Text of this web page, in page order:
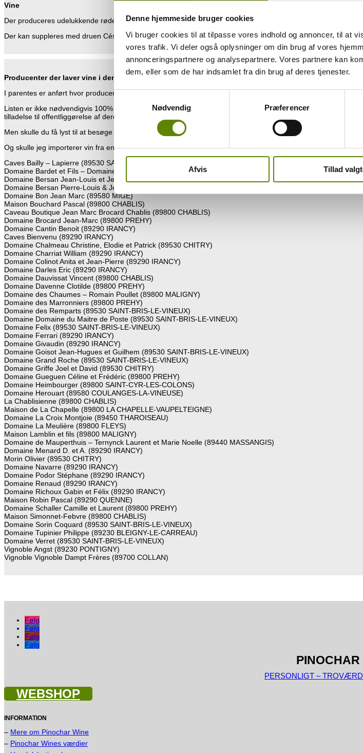
Denne hjemmeside bruger cookies
Vi bruger cookies til at tilpasse vores indhold og annoncer, til at
vores trafik. Vi deler også oplysninger om din brug af vores
annonceringspartnere og analysepartnere. Vores partnere kan
dem, eller som de har indsamlet fra din brug af deres tjenester.
Samtykkevalg
Nødvendig
Præferencer
Afvis Tillad
Vine
Der produceres udelukkende røde vine på Pinot Noir.
Der kan suppleres med druen César (max. 10%).
Producenter der laver vine i denne appellation
I parentes er anført hvor producenten ligger.
Listen er ikke nødvendigvis 100% opdateret, da der løbende sker ændringer i ejerforholdene i de enkelte
tilladelse til offentliggørelse af deres besiddelser.
Men skulle du få lyst til at besøge denne appellation, så kan du se, hvem der laver vin herfra, samt hvor du
Og skulle jeg importerer vin fra en af producenterne, så er navnet markeret med blåt, og du kan blot klikke
Caves Bailly – Lapierre (89530 SAINT-BRIS-LE-VINEUX)
Domaine Bardet et Fils – Domaine de la Borde (89310 NOYERS)
Domaine Bersan Jean-Louis et Jean-Christophe (89530 SAINT-BRIS-LE-VINEUX)
Domaine Bersan Pierre-Louis & Jean-François (89530 SAINT-BRIS-LE-VINEUX)
Domaine Bon Jean Marc (89580 MIGE)
Maison Bouchard Pascal (89800 CHABLIS)
Caveau Boutique Jean Marc Brocard Chablis (89800 CHABLIS)
Domaine Brocard Jean-Marc (89800 PREHY)
Domaine Cantin Benoit (89290 IRANCY)
Caves Bienvenu (89290 IRANCY)
Domaine Chalmeau Christine, Elodie et Patrick (89530 CHITRY)
Domaine Charriat William (89290 IRANCY)
Domaine Colinot Anita et Jean-Pierre (89290 IRANCY)
Domaine Darles Eric (89290 IRANCY)
Domaine Dauvissat Vincent (89800 CHABLIS)
Domaine Davenne Clotilde (89800 PREHY)
Domaine des Chaumes – Romain Poullet (89800 MALIGNY)
Domaine des Marronniers (89800 PREHY)
Domaine des Remparts (89530 SAINT-BRIS-LE-VINEUX)
Domaine Domaine du Maitre de Poste (89530 SAINT-BRIS-LE-VINEUX)
Domaine Felix (89530 SAINT-BRIS-LE-VINEUX)
Domaine Ferrari (89290 IRANCY)
Domaine Givaudin (89290 IRANCY)
Domaine Goisot Jean-Hugues et Guilhem (89530 SAINT-BRIS-LE-VINEUX)
Domaine Grand Roche (89530 SAINT-BRIS-LE-VINEUX)
Domaine Griffe Joel et David (89530 CHITRY)
Domaine Gueguen Céline et Frédéric (89800 PREHY)
Domaine Heimbourger (89800 SAINT-CYR-LES-COLONS)
Domaine Herouart (89580 COULANGES-LA-VINEUSE)
La Chablisienne (89800 CHABLIS)
Maison de La Chapelle (89800 LA CHAPELLE-VAUPELTEIGNE)
Domaine La Croix Montjoie (89450 THAROISEAU)
Domaine La Meulière (89800 FLEYS)
Maison Lamblin et fils (89800 MALIGNY)
Domaine de Mauperthuis – Ternynck Laurent et Marie Noelle (89440 MASSANGIS)
Domaine Menard D. et A. (89290 IRANCY)
Morin Olivier (89530 CHITRY)
Domaine Navarre (89290 IRANCY)
Domaine Podor Stéphane (89290 IRANCY)
Domaine Renaud (89290 IRANCY)
Domaine Richoux Gabin et Félix (89290 IRANCY)
Maison Robin Pascal (89290 QUENNE)
Domaine Schaller Camille et Laurent (89800 PREHY)
Maison Simonnet-Febvre (89800 CHABLIS)
Domaine Sorin Coquard (89530 SAINT-BRIS-LE-VINEUX)
Domaine Tupinier Philippe (89230 BLEIGNY-LE-CARREAU)
Domaine Verret (89530 SAINT-BRIS-LE-VINEUX)
Vignoble Angst (89230 PONTIGNY)
Vignoble Vignoble Dampt Frères (89700 COLLAN)
Følg
Følg
Følg
Følg
PINOCHAR
PERSONLIGT –
WEBSHOP
INFORMATION
– Mere om Pinochar Wine
– Pinochar Wines værdier